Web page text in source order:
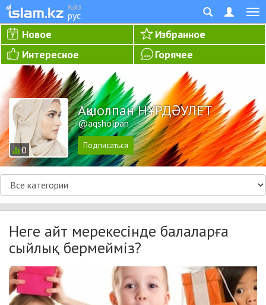
қаз
рус
Новое
Избранное
Интересное
Горячее
0
Ақшолпан НҰРДӘУЛЕТ
@aqsholpan
Неге айт мерекесінде балаларға
сыйлық бермейміз?